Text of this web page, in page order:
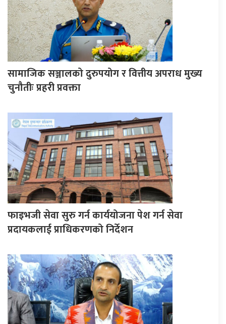
सामाजिक सञ्जालको दुरुपयोग र वित्तीय अपराध मुख्य
चुनौतीः प्रहरी प्रवक्ता
फाइभजी सेवा सुरु गर्न कार्ययोजना पेश गर्न सेवा
प्रदायकलाई प्राधिकरणको निर्देशन